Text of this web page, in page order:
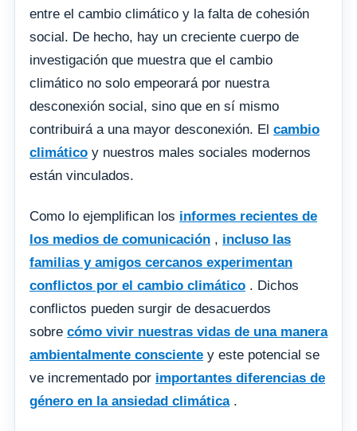
entre el cambio climático y la falta de cohesión
social. De hecho, hay un creciente cuerpo de
investigación que muestra que el cambio
climático no solo empeorará por nuestra
desconexión social, sino que en sí mismo
contribuirá a una mayor desconexión. El cambio
climático y nuestros males sociales modernos
están vinculados.
Como lo ejemplifican los informes recientes de
los medios de comunicación , incluso las
familias y amigos cercanos experimentan
conflictos por el cambio climático . Dichos
conflictos pueden surgir de desacuerdos
sobre cómo vivir nuestras vidas de una manera
ambientalmente consciente y este potencial se
ve incrementado por importantes diferencias de
género en la ansiedad climática.